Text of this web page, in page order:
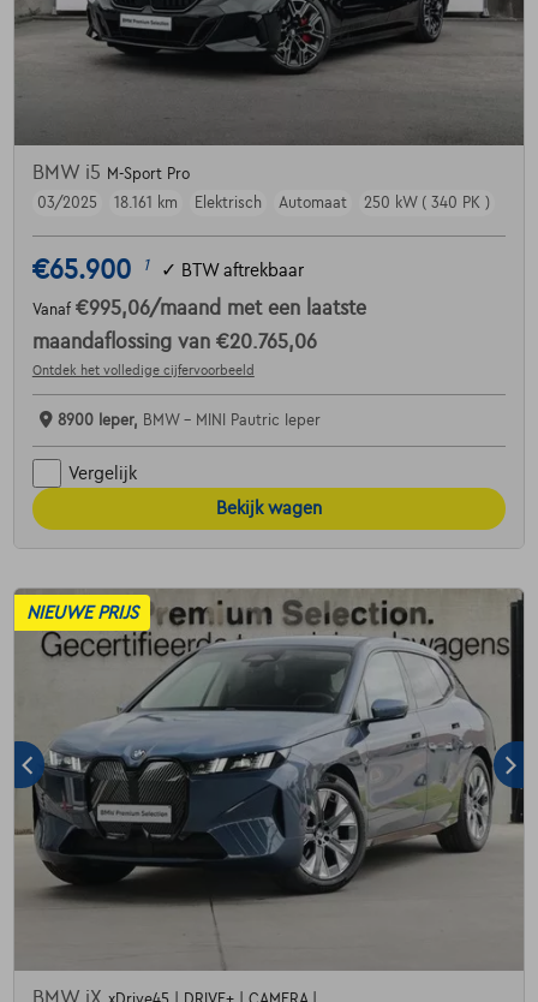
BMW i5 M-Sport Pro
03/2025
18.161 km Elektrisch Automaat 250 kW ( 340 PK )
€65.900 1 ✓ BTW aftrekbaar
Vanaf €995,06/maand met een laatste
maandaflossing van €20.765,06
Ontdek het volledige cijfervoorbeeld
8900 Ieper, BMW - MINI Pautric Ieper
Vergelijk
Bekijk wagen
NIEUWE PRIJS